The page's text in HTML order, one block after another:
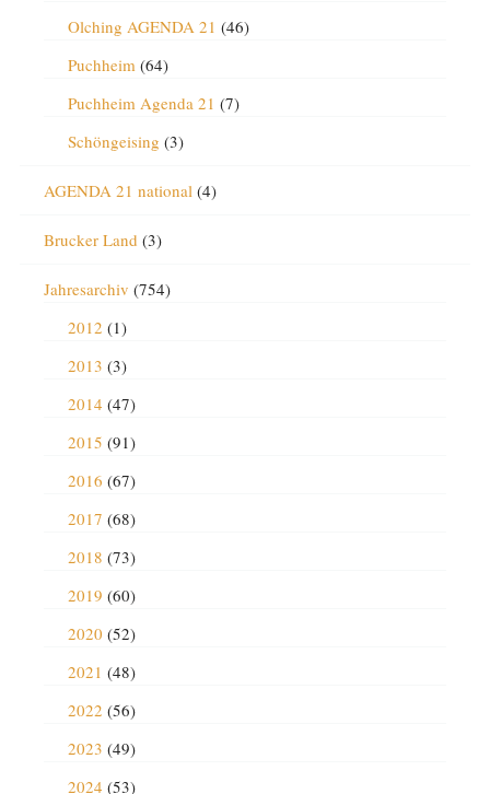
Olching AGENDA 21 (46)
Puchheim(64)
Puchheim Agenda 21 (7)
Schöngeising (3)
AGENDA 21 national(4)
Brucker Land (3)
Jahresarchiv (754)
2012 (1)
2013 (3)
2014 (47)
2015 (91)
2016 (67)
2017 (68)
2018 (73)
2019 (60)
2020 (52)
2021 (48)
2022 (56)
2023 (49)
2024 (53)